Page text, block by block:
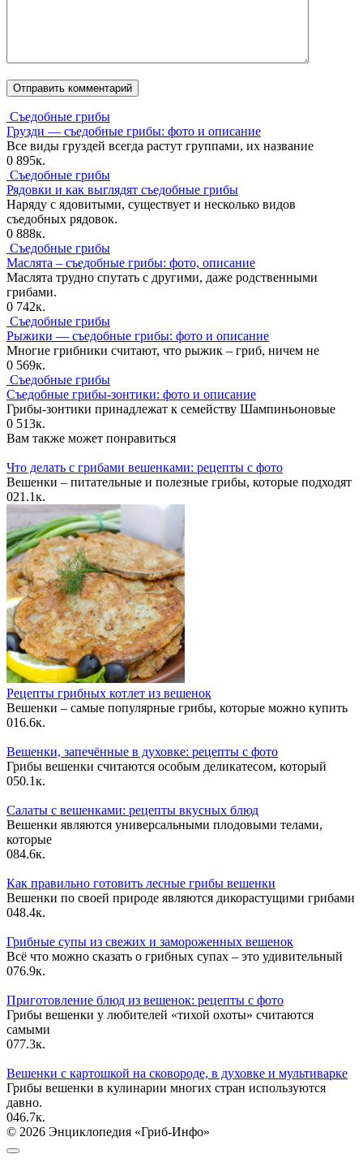
Съедобные грибы
Грузди — съедобные грибы: фото и описание
Все виды груздей всегда растут группами, их название
0 895к.
Съедобные грибы
Рядовки и как выглядят съедобные грибы
Наряду с ядовитыми, существует и несколько видов
съедобных рядовок.
0 888к.
Съедобные грибы
Маслята – съедобные грибы: фото, описание
Маслята трудно спутать с другими, даже родственными
грибами.
0 742к.
Съедобные грибы
Рыжики — съедобные грибы: фото и описание
Многие грибники считают, что рыжик – гриб, ничем не
0 569к.
Съедобные грибы
Съедобные грибы-зонтики: фото и описание
Грибы-зонтики принадлежат к семейству Шампиньоновые
0 513к.
Вам также может понравиться
Что делать с грибами вешенками: рецепты с фото
Вешенки – питательные и полезные грибы, которые подходят
021.1к.
Рецепты грибных котлет из вешенок
Вешенки – самые популярные грибы, которые можно купить
016.6к.
Вешенки, запечённые в духовке: рецепты с фото
Грибы вешенки считаются особым деликатесом, который
050.1к.
Салаты с вешенками: рецепты вкусных блюд
Вешенки являются универсальными плодовыми телами,
которые
084.6к.
Как правильно готовить лесные грибы вешенки
Вешенки по своей природе являются дикорастущими грибами
048.4к.
Грибные супы из свежих и замороженных вешенок
Всё что можно сказать о грибных супах – это удивительный
076.9к.
Приготовление блюд из вешенок: рецепты с фото
Грибы вешенки у любителей «тихой охоты» считаются
самыми
077.3к.
Вешенки с картошкой на сковороде, в духовке и мультиварке
Грибы вешенки в кулинарии многих стран используются
давно.
046.7к.
© 2026 Энциклопедия «Гриб-Инфо»